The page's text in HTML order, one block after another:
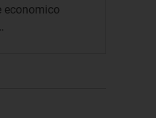
economico